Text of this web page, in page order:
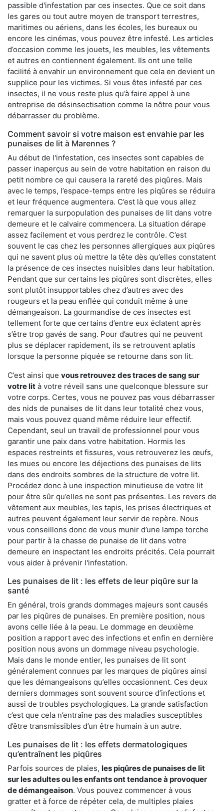
passible d'infestation par ces insectes. Que ce soit dans
les gares ou tout autre moyen de transport terrestres,
maritimes ou aériens, dans les écoles, les bureaux ou
encore les cinémas, vous pouvez être infesté. Les articles
d’occasion comme les jouets, les meubles, les vêtements
et autres en contiennent également. Ils ont une telle
facilité à envahir un environnement que cela en devient un
supplice pour les victimes. Si vous êtes infesté par ces
insectes, il ne vous reste plus qu’à faire appel à une
entreprise de désinsectisation comme la nôtre pour vous
débarrasser du problème.
Comment savoir si votre maison est envahie par les
punaises de lit à Marennes ?
Au début de l'infestation, ces insectes sont capables de
passer inaperçus au sein de votre habitation en raison du
petit nombre ce qui causera la rareté des piqûres. Mais
avec le temps, l’espace-temps entre les piqûres se réduira
et leur fréquence augmentera. C’est là que vous allez
remarquer la surpopulation des punaises de lit dans votre
demeure et le calvaire commencera. La situation dérape
assez facilement et vous perdrez le contrôle. C’est
souvent le cas chez les personnes allergiques aux piqûres
qui ne savent plus où mettre la tête dès qu’elles constatent
la présence de ces insectes nuisibles dans leur habitation.
Pendant que sur certains les piqûres sont discrètes, elles
sont plutôt insupportables chez d’autres avec des
rougeurs et la peau enflée qui conduit même à une
démangeaison. La gourmandise de ces insectes est
tellement forte que certains d’entre eux éclatent après
s’être trop gavés de sang. Pour d’autres qui ne peuvent
plus se déplacer rapidement, ils se retrouvent aplatis
lorsque la personne piquée se retourne dans son lit.
C’est ainsi que vous retrouvez des traces de sang sur
votre lit à votre réveil sans une quelconque blessure sur
votre corps. Certes, vous ne pouvez pas vous débarrasser
des nids de punaises de lit dans leur totalité chez vous,
mais vous pouvez quand même réduire leur effectif.
Cependant, seul un travail de professionnel pour vous
garantir une paix dans votre habitation. Hormis les
espaces restreints et fissures, vous retrouverez les œufs,
les mues ou encore les déjections des punaises de lits
dans des endroits sombres de la structure de votre lit.
Procédez donc à une inspection minutieuse de votre lit
pour être sûr qu’elles ne sont pas présentes. Les revers de
vêtement aux meubles, les tapis, les prises électriques et
autres peuvent également leur servir de repère. Nous
vous conseillons donc de vous munir d’une lampe torche
pour partir à la chasse de punaise de lit dans votre
demeure en inspectant les endroits précités. Cela pourrait
vous aider à prévenir l'infestation.
Les punaises de lit : les effets de leur piqûre sur la
santé
En général, trois grands dommages majeurs sont causés
par les piqûres de punaises. En première position, nous
avons celle liée à la peau. Le dommage en deuxième
position a rapport avec des infections et enfin en dernière
position nous avons un dommage niveau psychologie.
Mais dans le monde entier, les punaises de lit sont
généralement connues par les marques de piqûres ainsi
que les démangeaisons qu’elles occasionnent. Ces deux
derniers dommages sont souvent source d’infections et
aussi de troubles psychologiques. La grande satisfaction
c’est que cela n’entraîne pas des maladies susceptibles
d’être transmissibles d’un être humain à un autre.
Les punaises de lit : les effets dermatologiques
qu’entraînent les piqûres
Parfois sources de plaies, les piqûres de punaises de lit
sur les adultes ou les enfants ont tendance à provoquer
de démangeaison. Vous pouvez commencer à vous
gratter et à force de répéter cela, de multiples plaies